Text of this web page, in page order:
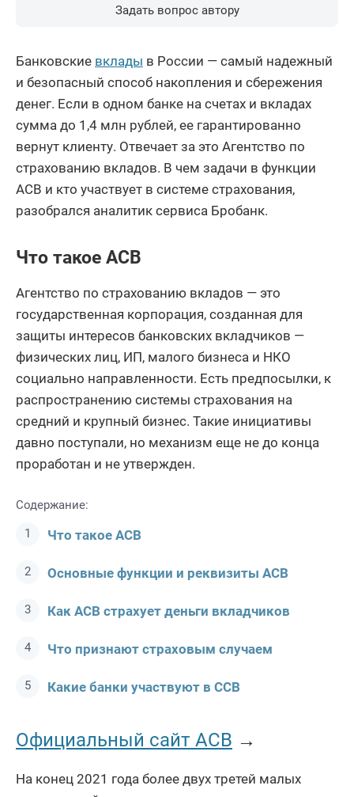
Задать вопрос автору
Банковские вклады в России — самый надежный
и безопасный способ накопления и сбережения
денег. Если в одном банке на счетах и вкладах
сумма до 1,4 млн рублей, ее гарантированно
вернут клиенту. Отвечает за это Агентство по
страхованию вкладов. В чем задачи в функции
АСВ и кто участвует в системе страхования,
разобрался аналитик сервиса Бробанк.
Что такое АСВ
Агентство по страхованию вкладов — это
государственная корпорация, созданная для
защиты интересов банковских вкладчиков —
физических лиц, ИП, малого бизнеса и НКО
социально направленности. Есть предпосылки, к
распространению системы страхования на
средний и крупный бизнес. Такие инициативы
давно поступали, но механизм еще не до конца
проработан и не утвержден.
Содержание:
Что такое АСВ
Основные функции и реквизиты АСВ
Как АСВ страхует деньги вкладчиков
Что признают страховым случаем
Какие банки участвуют в ССВ
Официальный сайт АСВ →
На конец 2021 года более двух третей малых